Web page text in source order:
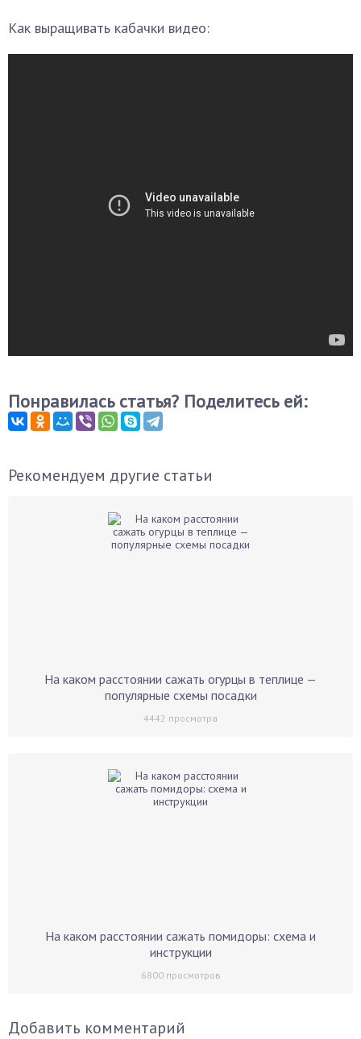
Как выращивать кабачки видео:
Понравилась статья? Поделитесь ей:
Рекомендуем другие статьи
На каком расстоянии сажать огурцы в теплице —
популярные схемы посадки
4442 просмотра
На каком расстоянии сажать помидоры: схема и
инструкции
6800просмотров
Добавить комментарий